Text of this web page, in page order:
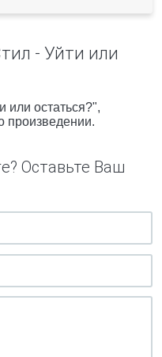
- Уйти или
или остаться?",
произведении.
Оставьте Ваш